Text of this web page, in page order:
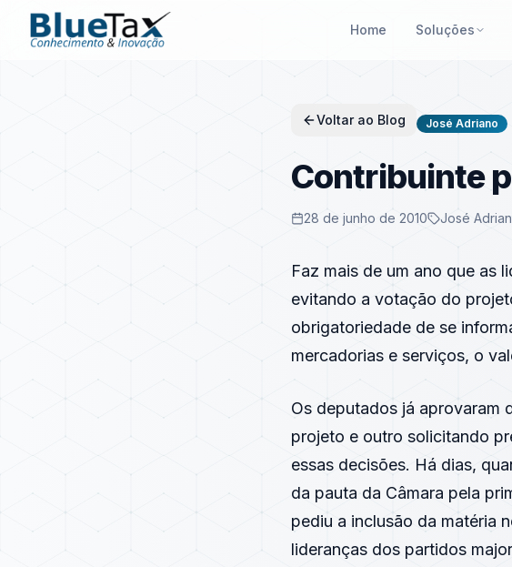
Home Soluções
Voltar ao Blog José Adriano
Contribuinte
28 de junho de 2010 José
Faz mais de um ano que as
evitando a votação do
obrigatoriedade de se
mercadorias e serviços, o
Os deputados já aprovaram
projeto e outro solicitando
essas decisões. Há dias,
da pauta da Câmara pela
pediu a inclusão da matéria
lideranças dos partidos